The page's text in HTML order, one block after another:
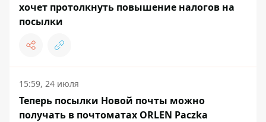
хочет протолкнуть повышение налогов на
посылки
15:59, 24 июля
Теперь посылки Новой почты можно
получать в почтоматах ORLEN Paczka